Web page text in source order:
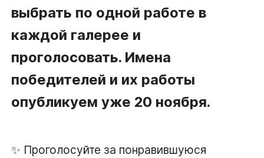
выбрать по одной работе в
каждой галерее и
проголосовать. Имена
победителей и их работы
опубликуем уже 20 ноября.
✨ Проголосуйте за понравившуюся